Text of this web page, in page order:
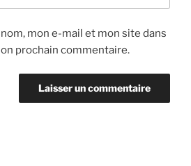
mon e-mail et mon site dans
prochain commentaire.